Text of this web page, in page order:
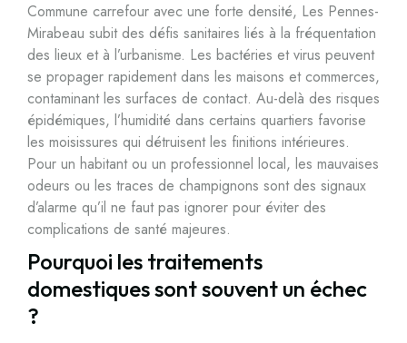
Commune carrefour avec une forte densité, Les Pennes-
Mirabeau subit des défis sanitaires liés à la fréquentation
des lieux et à l’urbanisme. Les bactéries et virus peuvent
se propager rapidement dans les maisons et commerces,
contaminant les surfaces de contact. Au-delà des risques
épidémiques, l’humidité dans certains quartiers favorise
les moisissures qui détruisent les finitions intérieures.
Pour un habitant ou un professionnel local, les mauvaises
odeurs ou les traces de champignons sont des signaux
d’alarme qu’il ne faut pas ignorer pour éviter des
complications de santé majeures.
Pourquoi les traitements
domestiques sont souvent un échec
?